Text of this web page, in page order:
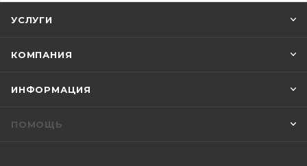
УСЛУГИ
КОМПАНИЯ
ИНФОРМАЦИЯ
ПОМОЩЬ